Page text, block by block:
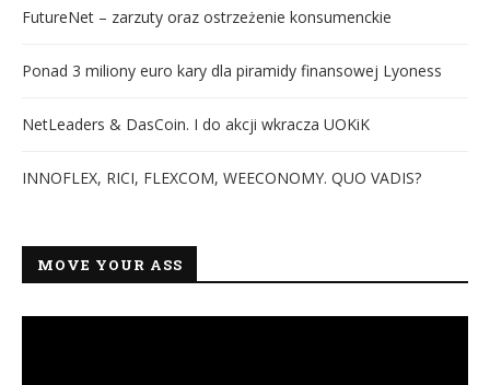
FutureNet – zarzuty oraz ostrzeżenie konsumenckie
Ponad 3 miliony euro kary dla piramidy finansowej Lyoness
NetLeaders & DasCoin. I do akcji wkracza UOKiK
INNOFLEX, RICI, FLEXCOM, WEECONOMY. QUO VADIS?
MOVE YOUR ASS